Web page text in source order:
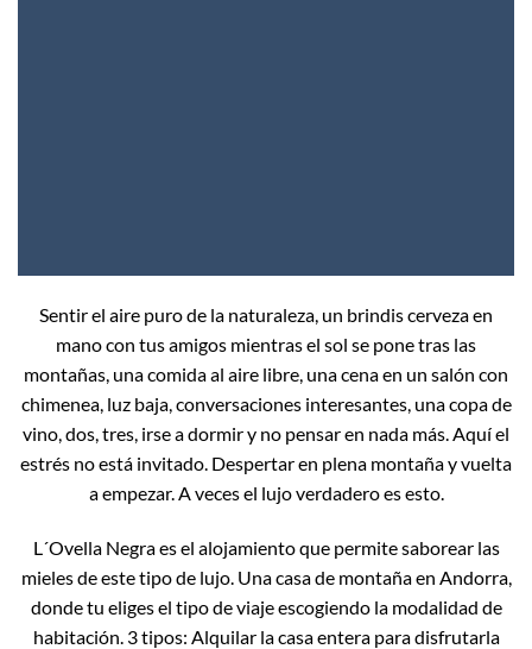
Sentir el aire puro de la naturaleza, un brindis cerveza en
mano con tus amigos mientras el sol se pone tras las
montañas, una comida al aire libre, una cena en un salón con
chimenea, luz baja, conversaciones interesantes, una copa de
vino, dos, tres, irse a dormir y no pensar en nada más. Aquí el
estrés no está invitado. Despertar en plena montaña y vuelta
a empezar. A veces el lujo verdadero es esto.
L´Ovella Negra es el alojamiento que permite saborear las
mieles de este tipo de lujo. Una casa de montaña en Andorra,
donde tu eliges el tipo de viaje escogiendo la modalidad de
habitación. 3 tipos: Alquilar la casa entera para disfrutarla